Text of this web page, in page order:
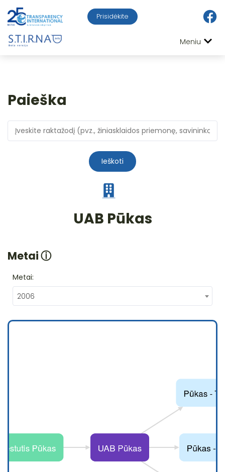
Prisidėkite
Meniu
Paieška
Ieškoti
UAB Pūkas
Metaiⓘ
Metai:
2006